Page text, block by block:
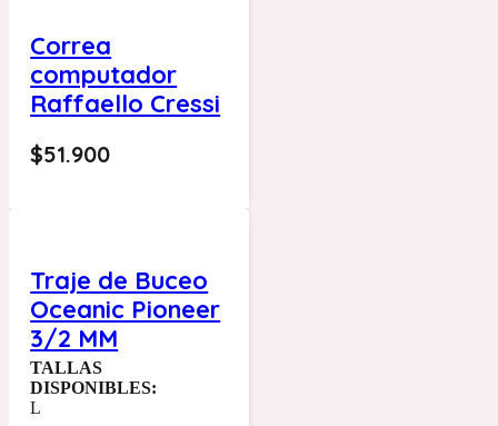
Correa
computador
Raffaello Cressi
$51.900
Traje de Buceo
Oceanic Pioneer
3/2 MM
TALLAS
DISPONIBLES:
L